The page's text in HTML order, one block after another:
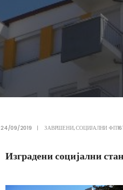
24/09/2019 | ЗАВРШЕНИ,СОЦИЈАЛНИ
Изградени социјални